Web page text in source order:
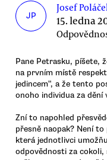
JP
Josef
15. ledna
Pane Petrasku, píšete,
na prvním místě
jedincem", a že tento
onoho individua za dění
Zní to napohled
přesně naopak? Není
která jednotlivci
odpovědnosti za cokoli,